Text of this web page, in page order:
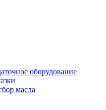
оборудование
масла